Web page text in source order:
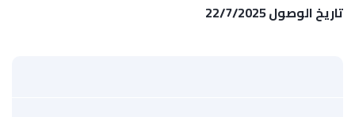
تاريخ الوصول 22/7/2025